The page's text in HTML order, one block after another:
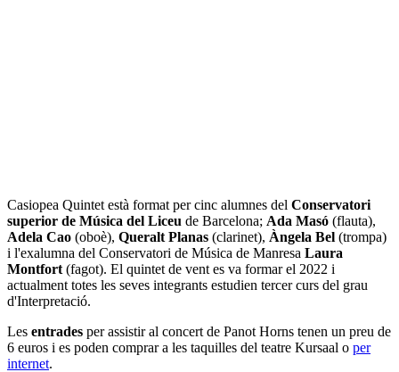
Casiopea Quintet està format per cinc alumnes del Conservatori
superior de Música del Liceu de Barcelona; Ada Masó (flauta),
Adela Cao (oboè), Queralt Planas (clarinet), Àngela Bel (trompa)
i l'exalumna del Conservatori de Música de Manresa Laura
Montfort (fagot). El quintet de vent es va formar el 2022 i
actualment totes les seves integrants estudien tercer curs del grau
d'Interpretació.
Les entrades per assistir al concert de Panot Horns tenen un preu de
6 euros i es poden comprar a les taquilles del teatre Kursaal o per
internet.